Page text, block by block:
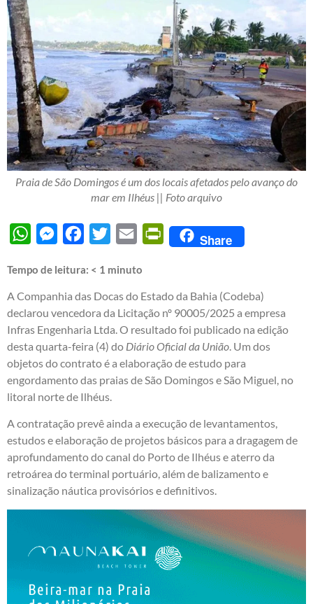
Praia de São Domingos é um dos locais afetados pelo avanço do
mar em Ilhéus || Foto arquivo
WhatsAppMessengerFacebook
Twitter Email PrintFriendly
Share
Tempo de leitura: < 1 minuto
A Companhia das Docas do Estado da Bahia (Codeba)
declarou vencedora da Licitação nº 90005/2025 a empresa
Infras Engenharia Ltda. O resultado foi publicado na edição
desta quarta-feira (4) do Diário Oficial da União . Um dos
objetos do contrato é a elaboração de estudo para
engordamento das praias de São Domingos e São Miguel, no
litoral norte de Ilhéus.
A contratação prevê ainda a execução de levantamentos,
estudos e elaboração de projetos básicos para a dragagem de
aprofundamento do canal do Porto de Ilhéus e aterro da
retroárea do terminal portuário, além de balizamento e
sinalização náutica provisórios e definitivos.